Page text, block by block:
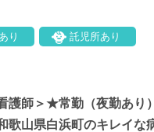
り 託児所あり
護師＞★常勤（夜勤あり
歌山県白浜町のキレイな